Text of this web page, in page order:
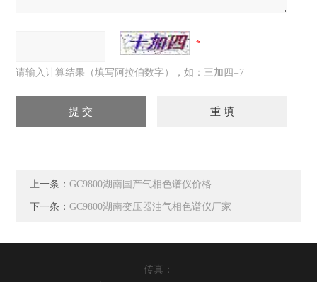
请输入计算结果（填写阿拉伯数字），如：三加四=7
上一条：GC9800湖南国产气相色谱仪价格
下一条：GC9800湖南变压器油气相色谱仪厂家
传真：